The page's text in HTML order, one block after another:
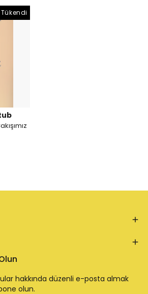
Tükendi
hakkında düzenli e-posta almak
olun.